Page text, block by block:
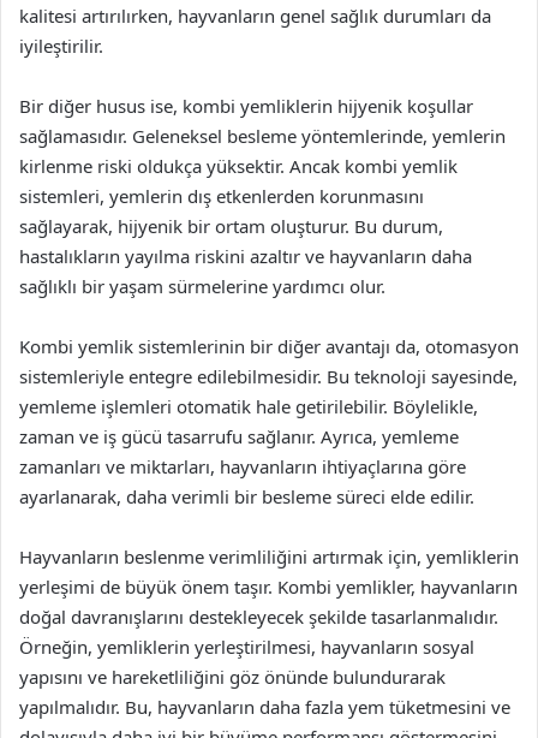
kalitesi artırılırken, hayvanların genel sağlık durumları da
iyileştirilir.
Bir diğer husus ise, kombi yemliklerin hijyenik koşullar
sağlamasıdır. Geleneksel besleme yöntemlerinde, yemlerin
kirlenme riski oldukça yüksektir. Ancak kombi yemlik
sistemleri, yemlerin dış etkenlerden korunmasını
sağlayarak, hijyenik bir ortam oluşturur. Bu durum,
hastalıkların yayılma riskini azaltır ve hayvanların daha
sağlıklı bir yaşam sürmelerine yardımcı olur.
Kombi yemlik sistemlerinin bir diğer avantajı da, otomasyon
sistemleriyle entegre edilebilmesidir. Bu teknoloji sayesinde,
yemleme işlemleri otomatik hale getirilebilir. Böylelikle,
zaman ve iş gücü tasarrufu sağlanır. Ayrıca, yemleme
zamanları ve miktarları, hayvanların ihtiyaçlarına göre
ayarlanarak, daha verimli bir besleme süreci elde edilir.
Hayvanların beslenme verimliliğini artırmak için, yemliklerin
yerleşimi de büyük önem taşır. Kombi yemlikler, hayvanların
doğal davranışlarını destekleyecek şekilde tasarlanmalıdır.
Örneğin, yemliklerin yerleştirilmesi, hayvanların sosyal
yapısını ve hareketliliğini göz önünde bulundurarak
yapılmalıdır. Bu, hayvanların daha fazla yem tüketmesini ve